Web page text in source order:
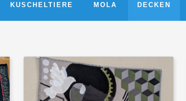
KUSCHELTIERE MOLA DECKEN